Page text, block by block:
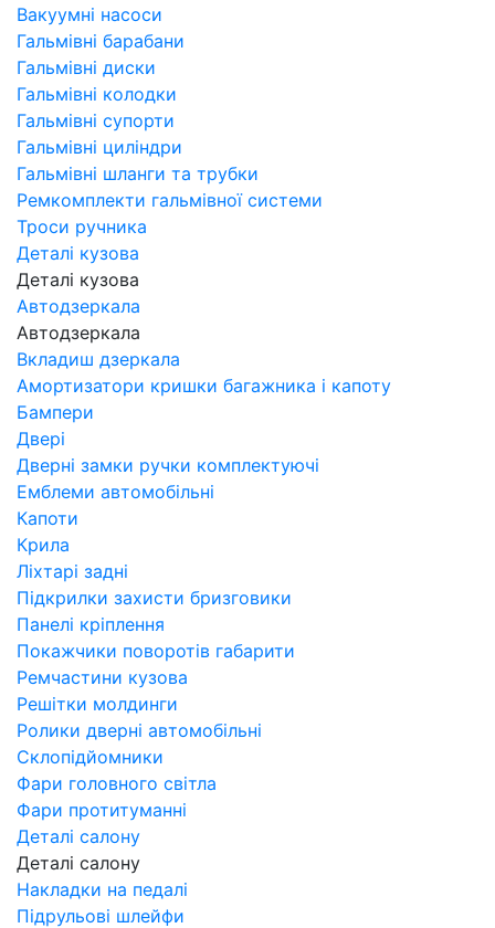
Вакуумні насоси
Гальмівні барабани
Гальмівні диски
Гальмівні колодки
Гальмівні супорти
Гальмівні циліндри
Гальмівні шланги та трубки
Ремкомплекти гальмівної системи
Троси ручника
Деталі кузова
Деталі кузова
Автодзеркала
Автодзеркала
Вкладиш дзеркала
Амортизатори кришки багажника і капоту
Бампери
Двері
Дверні замки ручки комплектуючі
Емблеми автомобільні
Капоти
Крила
Ліхтарі задні
Підкрилки захисти бризговики
Панелі кріплення
Покажчики поворотів габарити
Ремчастини кузова
Решітки молдинги
Ролики дверні автомобільні
Склопідйомники
Фари головного світла
Фари протитуманні
Деталі салону
Деталі салону
Накладки на педалі
Підрульові шлейфи